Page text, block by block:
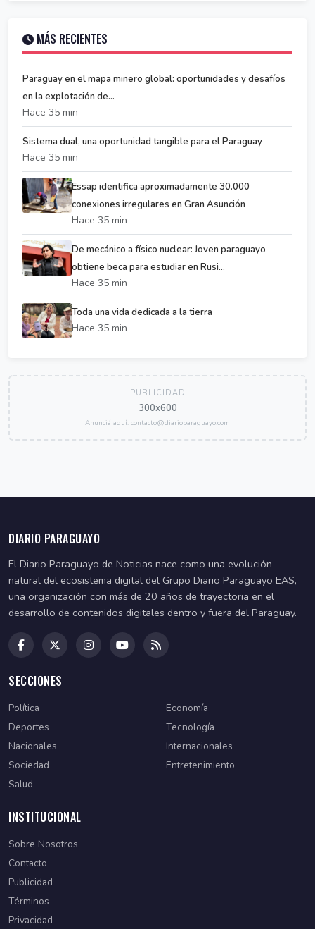
MÁS RECIENTES
Paraguay en el mapa minero global: oportunidades y desafíos
en la explotación de...
Hace 35 min
Sistema dual, una oportunidad tangible para el Paraguay
Hace 35 min
Essap identifica aproximadamente 30.000
conexiones irregulares en Gran Asunción
Hace 35 min
De mecánico a físico nuclear: Joven paraguayo
obtiene beca para estudiar en Rusi...
Hace 35 min
Toda una vida dedicada a la tierra
Hace 35 min
PUBLICIDAD
300x600
Anunciá aquí: contacto@diarioparaguayo.com
DIARIO PARAGUAYO
El Diario Paraguayo de Noticias nace como una evolución
natural del ecosistema digital del Grupo Diario Paraguayo EAS,
una organización con más de 20 años de trayectoria en el
desarrollo de contenidos digitales dentro y fuera del Paraguay.
SECCIONES
Política
Economía
Deportes
Tecnología
Nacionales
Internacionales
Sociedad
Entretenimiento
Salud
INSTITUCIONAL
Sobre Nosotros
Contacto
Publicidad
Términos
Privacidad